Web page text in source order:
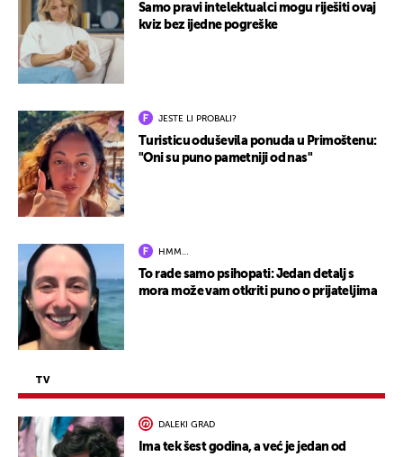
Samo pravi intelektualci mogu riješiti ovaj
kviz bez ijedne pogreške
JESTE LI PROBALI?
Turisticu oduševila ponuda u Primoštenu:
"Oni su puno pametniji od nas"
HMM…
To rade samo psihopati: Jedan detalj s
mora može vam otkriti puno o prijateljima
TV
DALEKI GRAD
Ima tek šest godina, a već je jedan od